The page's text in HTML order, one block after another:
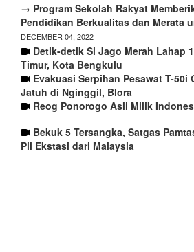
→ Program Sekolah Rakyat
Pendidikan Berkualitas dan Merata
DECEMBER 04, 2022
Detik-detik Si Jago Merah Lahap
Timur, Kota Bengkulu
Evakuasi Serpihan Pesawat T-50i
Jatuh di Nginggil, Blora
Reog Ponorogo Asli Milik
Bekuk 5 Tersangka, Satgas
Pil Ekstasi dari Malaysia